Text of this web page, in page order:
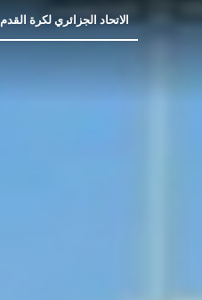
FÉDÉRATION ALGÉRIENNE DE FOOTBALL - الاتحاد الجزائري لكرة القدم